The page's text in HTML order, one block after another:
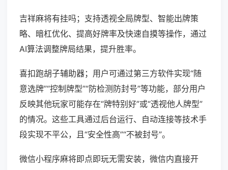
吉祥麻将有挂吗；支持透视全局牌型、智能出牌策
略、暗杠优化、提高好牌率及快速自摸等操作，通过
AI算法调整牌局结果，提升胜率。
喜扣跑胡子辅助器；用户可通过第三方软件实现“随
意选牌”“控制牌型”“防检测防封号”等功能，部分用户
反映其他玩家可能存在“牌特别好”或“透视他人牌型”
的情况。这些工具通过后台运行、自动连接等技术手
段实现不平公，且“安全性高”“不被封号”。
微信小程序麻将即点即玩无需安装，微信内直接开